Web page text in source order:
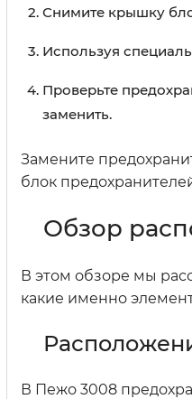
Снимите крышку
Используя
Проверьте
заменить.
Замените
блок
Обзор
В этом обзоре мы
какие именно
В Пежо 3008